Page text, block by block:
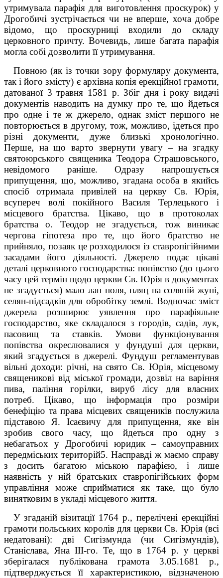
утримувала парафія для виго­товлення проскурок) у
Дрогобичі зустрічається чи не вперше, хоча добре
відомо, що проскурниці входили до складу
церковного причту. Вочевидь, лише багата парафія
могла собі дозволити її утримування.
Повною (як із точки зору формуляру документа,
так і його змісту) є архівна копія ерекційної грамоти,
датованої 3 травня 1581 р. Збіг дня і року видачі
документів на­водить на думку про те, що йдеться
про одне і те ж джерело, однак зміст першого не
повторюється в другому, тож, можливо, ідеться про
різні документи, дуже близькі хронологічно.
Перше, на що варто звернути увагу – на згадку
святоюрського священика Теодора Страшовського,
невідомого раніше. Одразу напрошується
припущення, що, можливо, згадана особа в якийсь
спосіб отримала привілей на церкву Св. Юрія,
всупереч волі покійного Василя Терлецького і
місцевого братства. Цікаво, що в про­токолах
братства о. Теодор не згадується, тож виникає
чергова гіпотеза про те, що його братство не
прийняло, позаяк це розходилося із ставропігійними
засадами його діяльності. Джерело подає цікаві
деталі церковного господарства: попівство (до цього
часу цей термін щодо церкви Св. Юрія в документах
не згадується) мало лан поля, пляц на соляній жупі,
селян-підсадків для обробітку землі. Водночас зміст
джерела розширює уявлення про парафіяльне
господарство, яке складалося з городів, садів, лук,
пасовищ та ставків. Умови функціонування
попівства окреслювалися у фундуші для церкви,
який згадується в джерелі. Фундуш регламентував
вільні доходи: річні, на свято Св. Юрія, місцевому
священикові від міської громади, дозвіл на варіння
пива, паління горілки, вируб лісу для власних
потреб. Цікаво, що інформація про розміри
бенефіцію та права місцевих священиків послужила
підставою Я. Ісаєвичу для при­пущення, яке він
зробив свого часу, що йдеться про одну з
небагатьох у Дрогобичі юридик – самоуправних
передміських територій5. Насправді ж маємо справу
з до­сить багатою міською парафією, і лише
наявність у ній братських ставропігійських форм
управління може сприйматися як таке, що було
винятковим в укладі місцевого життя.
У згаданій візитації 1764 р., перелічені ерекційні
грамоти польських королів для церкви Св. Юрія (всі
недатовані): дві Сигізмунда (чи Сигізмундів),
Станіслава, Яна ІІІ-го. Те, що в 1764 р. у церкві
зберігалася публікована грамота 3.05.1681 р.,
підтверджується її характеристикою, відзначеною